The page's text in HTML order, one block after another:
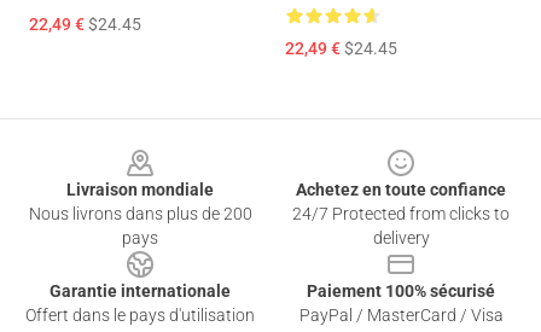
22,49 €$24.45
22,49 €$24.45
Livraison mondiale
Nous livrons dans plus de 200
pays
Achetez en toute confiance
24/7 Protected from clicks to
delivery
Garantie internationale
Offert dans le pays d'utilisation
Paiement 100% sécurisé
PayPal / MasterCard / Visa